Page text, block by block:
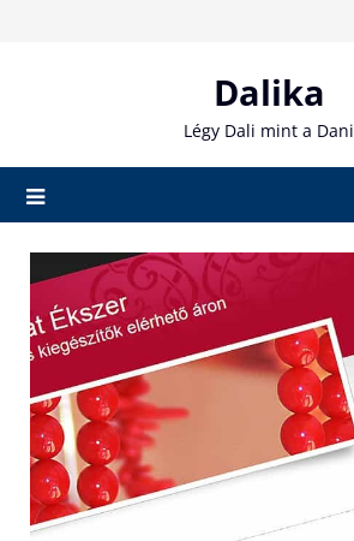
Dalika
Légy Dali mint a Dani